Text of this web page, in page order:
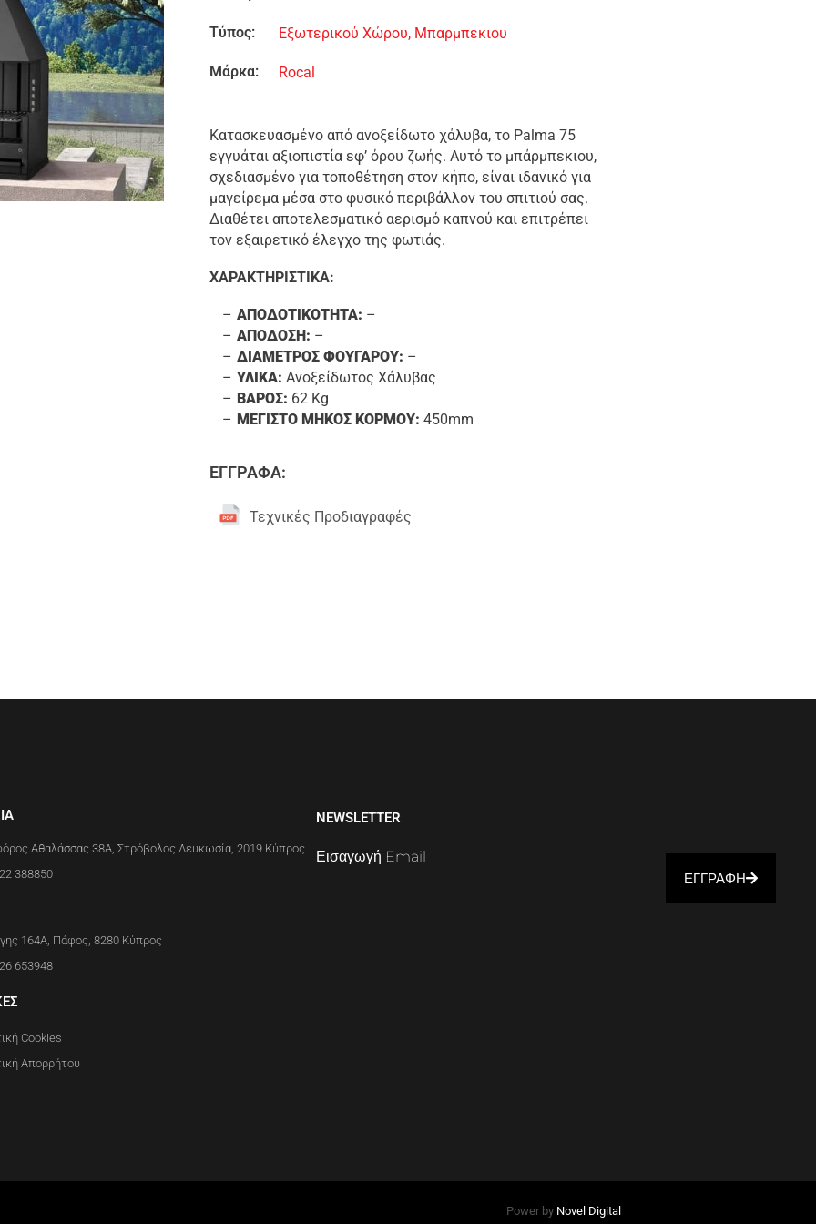
Τύπος: Εξωτερικού Χώρου, Μπαρμπεκιου
Μάρκα: Rocal
Κατασκευασμένο από ανοξείδωτο χάλυβα, το Palma 75
εγγυάται αξιοπιστία εφ’ όρου ζωής. Αυτό το μπάρμπεκιου,
σχεδιασμένο για τοποθέτηση στον κήπο, είναι ιδανικό για
μαγείρεμα μέσα στο φυσικό περιβάλλον του σπιτιού σας.
Διαθέτει αποτελεσματικό αερισμό καπνού και επιτρέπει
τον εξαιρετικό έλεγχο της φωτιάς.
ΧΑΡΑΚΤΗΡΙΣΤΙΚΑ:
ΑΠΟΔΟΤΙΚΟΤΗΤΑ: –
ΑΠΟΔΟΣΗ: –
ΔΙΑΜΕΤΡΟΣ ΦΟΥΓΑΡΟΥ: –
ΥΛΙΚΑ: Ανοξείδωτος Χάλυβας
ΒΑΡΟΣ: 62 Kg
ΜΕΓΙΣΤΟ ΜΗΚΟΣ ΚΟΡΜΟΥ: 450mm
ΕΓΓΡΑΦΑ:
Τεχνικές Προδιαγραφές
Αθαλάσσας 38A, Στρόβολος Λευκωσία, 2019 Κύπρος
388850
164A, Πάφος, 8280 Κύπρος
653948
Cookies
Απορρήτου
NEWSLETTER
Εισαγωγή Email
ΕΓΓΡΑΦΗ
Power by Novel Digital